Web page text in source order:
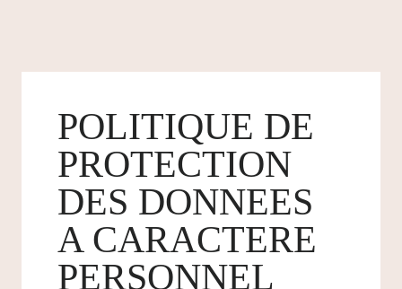
POLITIQUE DE
PROTECTION
DES DONNEES
A CARACTERE
PERSONNEL